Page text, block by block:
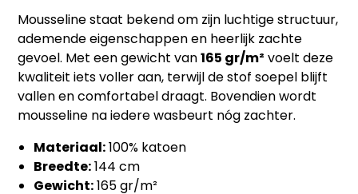
Mousseline staat bekend om zijn luchtige structuur,
ademende eigenschappen en heerlijk zachte
gevoel. Met een gewicht van165 gr/m² voelt deze
kwaliteit iets voller aan, terwijl de stof soepel blijft
vallen en comfortabel draagt. Bovendien wordt
mousseline na iedere wasbeurt nóg zachter.
Materiaal:100% katoen
Breedte:144 cm
Gewicht:165 gr/m²